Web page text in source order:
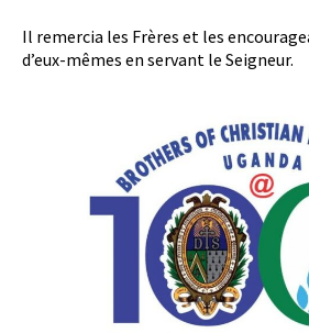
Il remercia les Frères et les
d’eux-mêmes en servant le Seigneur.